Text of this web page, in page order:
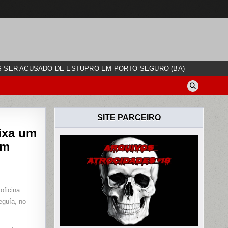
ACUSADO DE ESTUPRO EM PORTO SEGURO (BA)
um
no
SITE PARCEIRO